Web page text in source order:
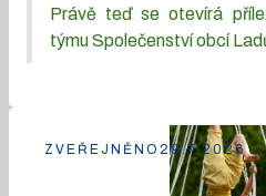
Právě teď se otevírá
týmu Společenství obcí
ZVEŘEJNĚNO 29.7.2026